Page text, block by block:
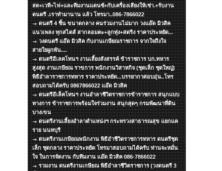
สด+เวที+ไฟ+และทีมงานแดนซ์+กับเครื่องเสียงให้เช่า.+รับงาน
ดนตรี .เราทำมานาน แล้ว โทรมา..086-7866022
ดนตรี 4 ชิ้น ขนาดกลาง คนร่วมงานไม่มาก วงแอ๊ด มิวสิค
แนวเพลง ทุกสไตส์ สากลอมตะ+ลูกทุ่ง+สตริง ราคาประหยัด...
วงดนตรี แอ๊ด มิวสิค กับงานเกษียณราชการ จากใจถึงใจ
สายใยผูกพัน....
ดนตรีอีเลคโทนฯ งานเลี้ยงสังสรรค์ ข้าราชการ บก.ทหาร
สูงสุด งานเกษียณ ราขการ พนักงานวิสาหกิจ (ชุดเล็ก ชุดใหญ่)
พิธีอำลาราชการทหาร ราคาประหยัด...บรรยากาศอบอุ่น..โทร
สอบถามได้ครับ 0867866022 แอ๊ด มิวสิค
ดนตรีอีเล็คโทนฯ งานอำลาชีวิตราชการข้าราชการ สนุกแบบ
ทางการ ข้าราชการพร้อมใจร่วมงาน สนุกสุดๆ กรมพัฒนาที่ดิน
บางเขน
ดนตรีงานเลี้ยงอำลาตำแหน่งฯ กระทรวงสาธารณสุข แยกแค
ราย นนทบุรี
ดนตรีงานเกษียณพนักงาน พิธีอำชีวิตราชการทหาร ดนตรีชุด
เล็ก ชุดกลาง ราคาประหยัด โทรมาสอบถามได้ครับ ท่านจะหมั่น
ใจ ในการจัดงาน กับทีมงาน แอ๊ด มิวสิค 086-7866022
รวมงาน ดนตรีงานเกษียณ พิธีอำลาชีวิตราชการ (วงดนตรี 3